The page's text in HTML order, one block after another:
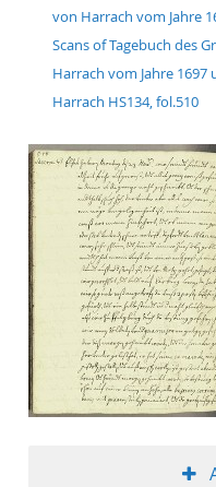
von Harrach vom Jahre
Scans of Tagebuch des
Harrach vom Jahre 1697
Harrach HS134, fol.510